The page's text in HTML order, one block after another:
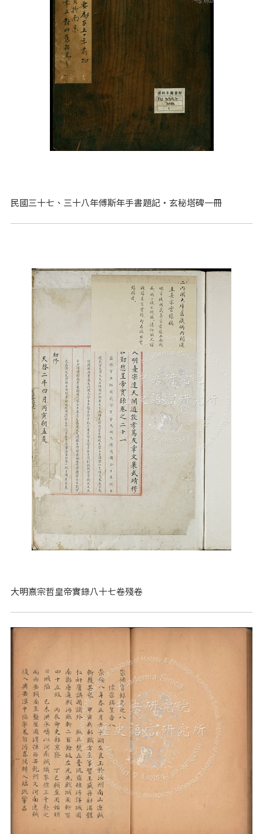
民國三十七、三十八年傅斯年手書題記‧玄秘塔碑一冊
大明熹宗哲皇帝實錄八十七卷殘卷